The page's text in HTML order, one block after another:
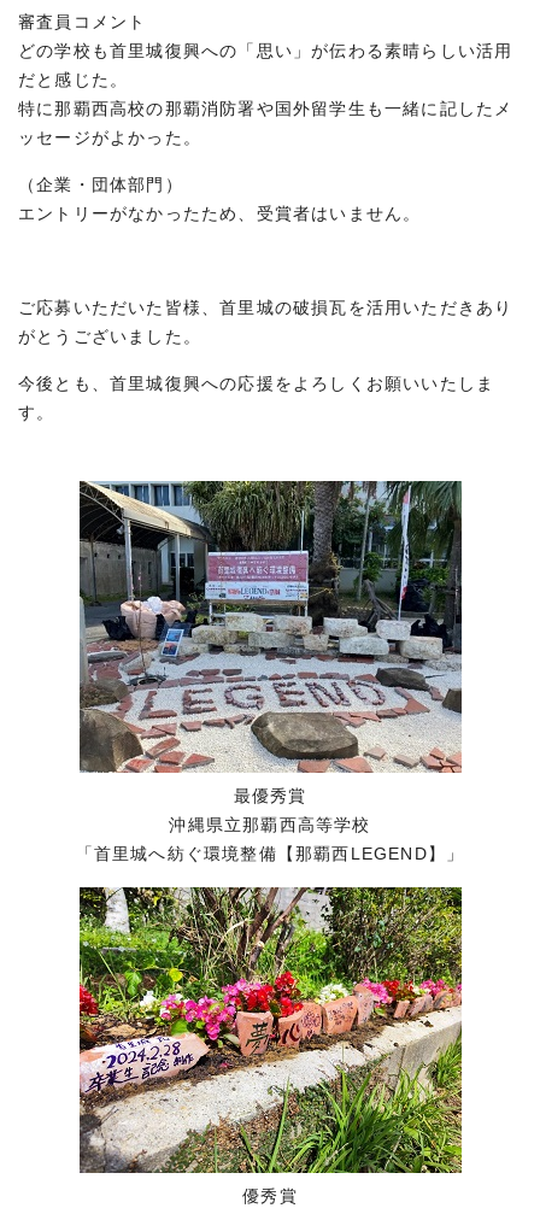
審査員コメント
どの学校も首里城復興への「思い」が伝わる素晴らしい活用
だと感じた。
特に那覇西高校の那覇消防署や国外留学生も一緒に記したメ
ッセージがよかった。
（企業・団体部門）
エントリーがなかったため、受賞者はいません。
ご応募いただいた皆様、首里城の破損瓦を活用いただきあり
がとうございました。
今後とも、首里城復興への応援をよろしくお願いいたしま
す。
最優秀賞
沖縄県立那覇西高等学校
「首里城へ紡ぐ環境整備【那覇西LEGEND】」
優秀賞